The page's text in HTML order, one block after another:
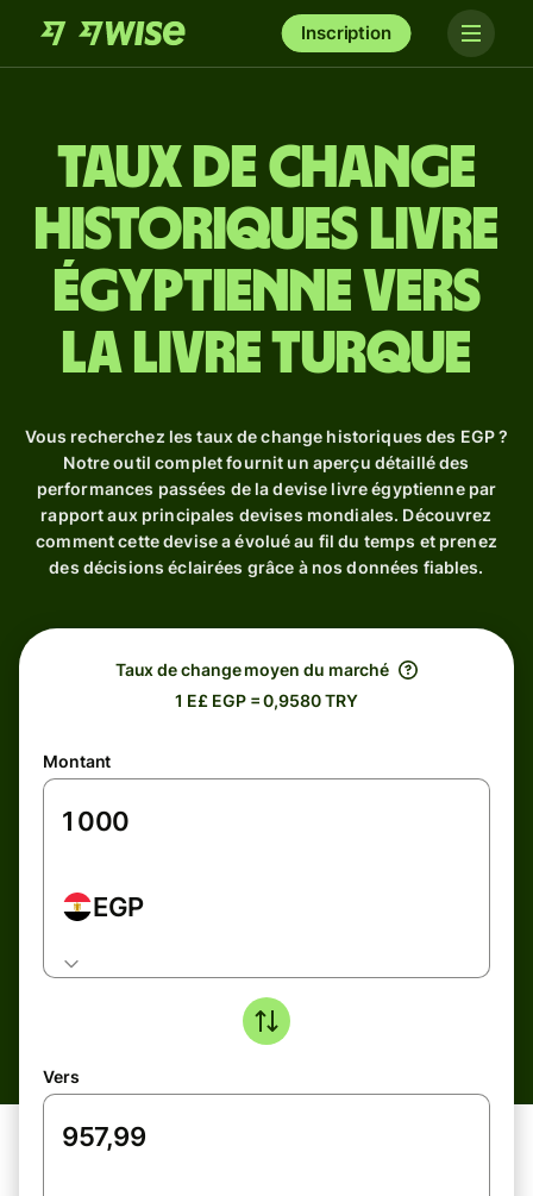
Inscription
Taux de change
historiques livre
égyptienne vers
la livre turque
Vous recherchez les taux de change historiques des EGP ?
Notre outil complet fournit un aperçu détaillé des
performances passées de la devise livre égyptienne par
rapport aux principales devises mondiales. Découvrez
comment cette devise a évolué au fil du temps et prenez
des décisions éclairées grâce à nos données fiables.
Taux de change moyen du marché
1 E£ EGP = 0,9580 TRY
Montant
EGP
Vers